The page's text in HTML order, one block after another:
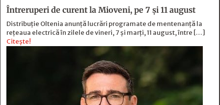
Întreruperi de curent la Mioveni, pe 7 și 11 august
Distribuție Oltenia anunță lucrări programate de mentenanță la
rețeaua electrică în zilele de vineri, 7 și marți, 11 august, între […]
Citește!